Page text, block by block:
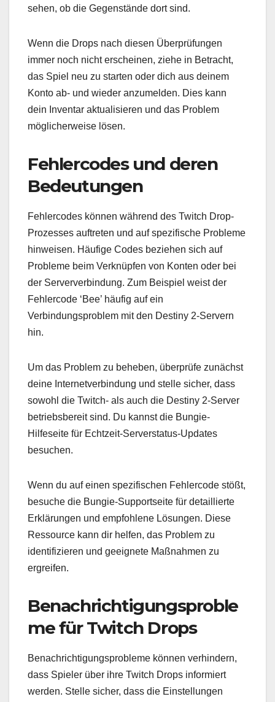
sehen, ob die Gegenstände dort sind.
Wenn die Drops nach diesen Überprüfungen
immer noch nicht erscheinen, ziehe in Betracht,
das Spiel neu zu starten oder dich aus deinem
Konto ab- und wieder anzumelden. Dies kann
dein Inventar aktualisieren und das Problem
möglicherweise lösen.
Fehlercodes und deren
Bedeutungen
Fehlercodes können während des Twitch Drop-
Prozesses auftreten und auf spezifische Probleme
hinweisen. Häufige Codes beziehen sich auf
Probleme beim Verknüpfen von Konten oder bei
der Serververbindung. Zum Beispiel weist der
Fehlercode ‘Bee’ häufig auf ein
Verbindungsproblem mit den Destiny 2-Servern
hin.
Um das Problem zu beheben, überprüfe zunächst
deine Internetverbindung und stelle sicher, dass
sowohl die Twitch- als auch die Destiny 2-Server
betriebsbereit sind. Du kannst die Bungie-
Hilfeseite für Echtzeit-Serverstatus-Updates
besuchen.
Wenn du auf einen spezifischen Fehlercode stößt,
besuche die Bungie-Supportseite für detaillierte
Erklärungen und empfohlene Lösungen. Diese
Ressource kann dir helfen, das Problem zu
identifizieren und geeignete Maßnahmen zu
ergreifen.
Benachrichtigungsproble
me für Twitch Drops
Benachrichtigungsprobleme können verhindern,
dass Spieler über ihre Twitch Drops informiert
werden. Stelle sicher, dass die Einstellungen